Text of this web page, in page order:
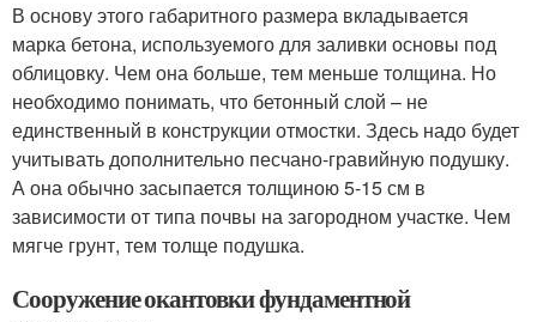
В основу этого габаритного размера вкладывается
марка бетона, используемого для заливки основы под
облицовку. Чем она больше, тем меньше толщина. Но
необходимо понимать, что бетонный слой – не
единственный в конструкции отмостки. Здесь надо будет
учитывать дополнительно песчано-гравийную подушку.
А она обычно засыпается толщиною 5-15 см в
зависимости от типа почвы на загородном участке. Чем
мягче грунт, тем толще подушка.
Сооружение окантовки фундаментной